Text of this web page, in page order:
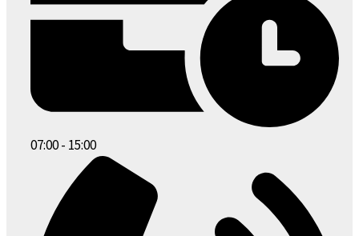
07:00 - 15:00